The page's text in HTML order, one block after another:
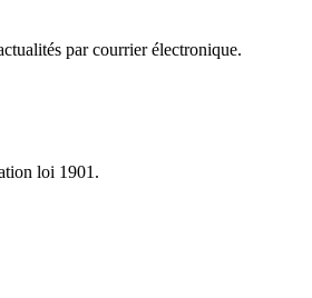
par courrier électronique.
loi 1901.